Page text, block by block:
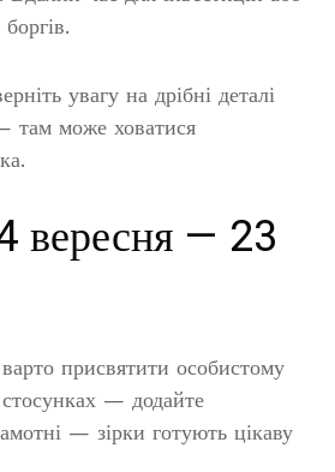
увагу на дрібні деталі
там може ховатися
вересня — 23
присвятити особистому
— додайте
— зірки готують цікаву